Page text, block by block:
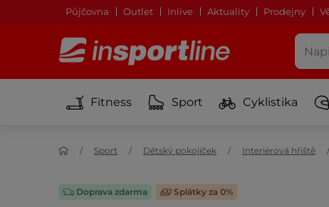
Půjčovna Outlet Inlive Aktuality Prodejny
Fitness Sport Cyklistika
Sport Dětský pokojíček Interiérová hřiště
Doprava zdarma Splátky za 0%